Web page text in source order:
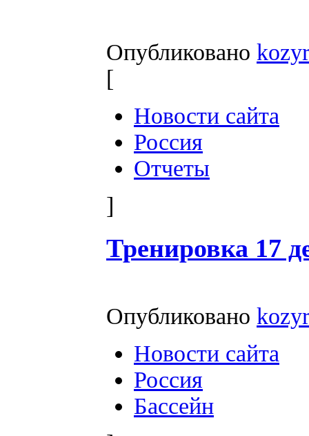
Опубликовано
[
Новости сайта
Россия
Отчеты
]
Тренировка 17
Опубликовано
Новости сайта
Россия
Бассейн